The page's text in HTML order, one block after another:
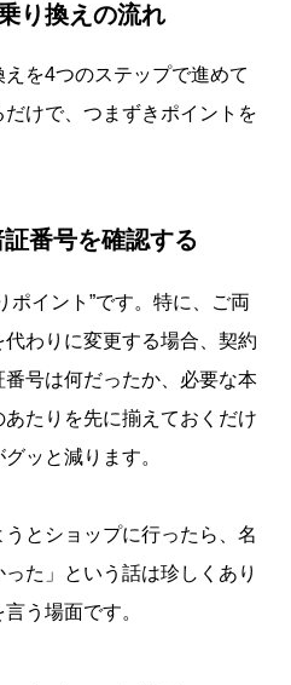
り換えの流れ
を4つのステップで進めて
けで、つまずきポイントを
番号を確認する
ポイント”です。特に、ご両
わりに変更する場合、契約
号は何だったか、必要な本
たりを先に揃えておくだけ
ッと減ります。
とショップに行ったら、名
た」という話は珍しくあり
う場面です。